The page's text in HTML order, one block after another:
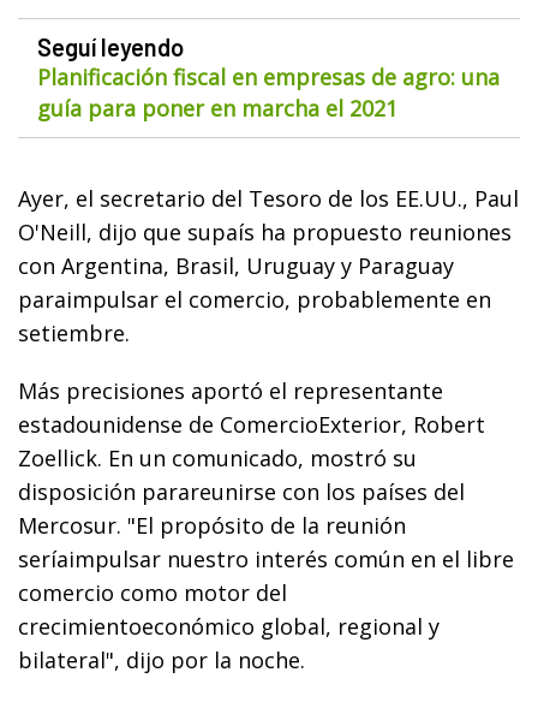
Seguí leyendo
Planificación fiscal en empresas de agro: una
guía para poner en marcha el 2021
Ayer, el secretario del Tesoro de los EE.UU., Paul
O'Neill, dijo que supaís ha propuesto reuniones
con Argentina, Brasil, Uruguay y Paraguay
paraimpulsar el comercio, probablemente en
setiembre.
Más precisiones aportó el representante
estadounidense de ComercioExterior, Robert
Zoellick. En un comunicado, mostró su
disposición parareunirse con los países del
Mercosur. "El propósito de la reunión
seríaimpulsar nuestro interés común en el libre
comercio como motor del
crecimientoeconómico global, regional y
bilateral", dijo por la noche.